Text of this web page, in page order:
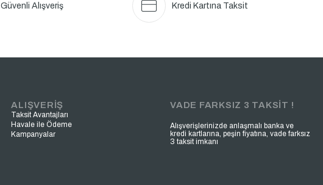
Güvenli Alışveriş Kredi Kartına Taksit
ALIŞVERİŞ
Taksit Avantajları
Havale ile Ödeme
Kampanyalar
VADE FARKSIZ 3 TAKSİT !
Alışverişlerinizde anlaşmalı banka ve
kredi kartlarına, peşin fiyatına, vade farksız
3 taksit imkanı